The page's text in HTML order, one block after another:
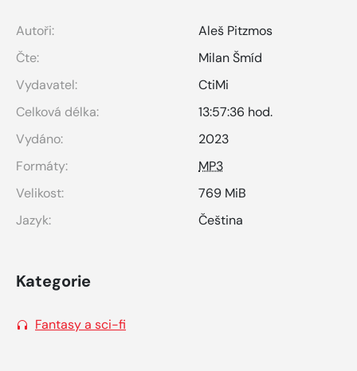
Autoři:
Aleš Pitzmos
Čte:
Milan Šmíd
Vydavatel:
CtiMi
Celková délka:
13:57:36 hod.
Vydáno:
2023
Formáty:
MP3
Velikost:
769 MiB
Jazyk:
Čeština
Kategorie
Fantasy a sci-fi